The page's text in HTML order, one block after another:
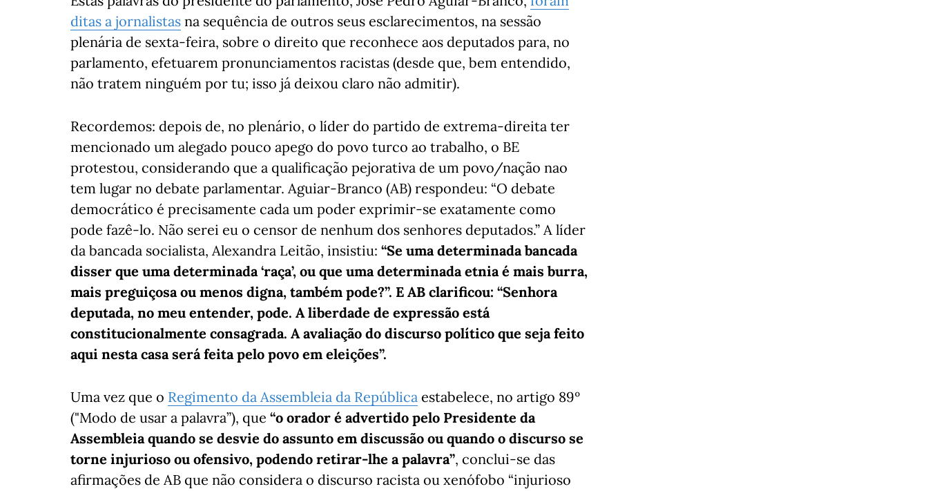
ditas a jornalistas na sequência de outros seus esclarecimentos, na sessão
plenária de sexta-feira, sobre o direito que reconhece aos deputados para, no
parlamento, efetuarem pronunciamentos racistas (desde que, bem entendido,
não tratem ninguém por tu; isso já deixou claro não admitir).
Recordemos: depois de, no plenário, o líder do partido de extrema-direita ter
mencionado um alegado pouco apego do povo turco ao trabalho, o BE
protestou, considerando que a qualificação pejorativa de um povo/nação nao
tem lugar no debate parlamentar. Aguiar-Branco (AB) respondeu: “O debate
democrático é precisamente cada um poder exprimir-se exatamente como
pode fazê-lo. Não serei eu o censor de nenhum dos senhores deputados.” A líder
da bancada socialista, Alexandra Leitão, insistiu: “Se uma determinada bancada
disser que uma determinada ‘raça’, ou que uma determinada etnia é mais burra,
mais preguiçosa ou menos digna, também pode?”. E AB clarificou: “Senhora
deputada, no meu entender, pode. A liberdade de expressão está
constitucionalmente consagrada. A avaliação do discurso político que seja feito
aqui nesta casa será feita pelo povo em eleições”.
Uma vez que o Regimento da Assembleia da República estabelece, no artigo 89º
("Modo de usar a palavra”), que “o orador é advertido pelo Presidente da
Assembleia quando se desvie do assunto em discussão ou quando o discurso se
torne injurioso ou ofensivo, podendo retirar-lhe a palavra”, conclui-se das
afirmações de AB que não considera o discurso racista ou xenófobo “injurioso